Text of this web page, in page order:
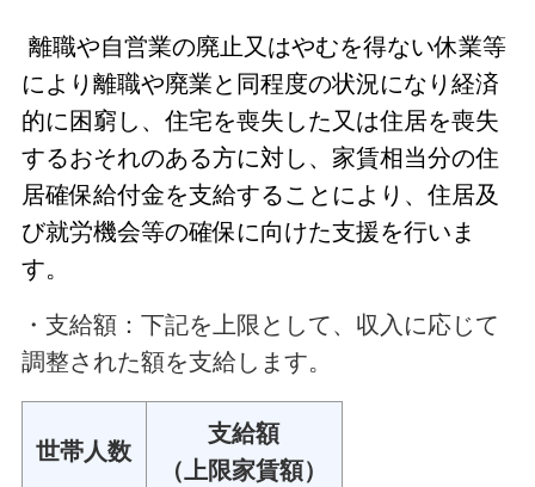
離職や自営業の廃止又はやむを得ない休業等
により離職や廃業と同程度の状況になり経済
的に困窮し、住宅を喪失した又は住居を喪失
するおそれのある方に対し、家賃相当分の住
居確保給付金を支給することにより、住居及
び就労機会等の確保に向けた支援を行いま
す。
・支給額：下記を上限として、収入に応じて
調整された額を支給します。
世帯人数
支給額
（上限家賃額）